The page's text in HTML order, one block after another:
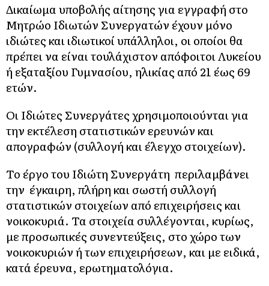
Δικαίωμα υποβολής αίτησης για εγγραφή στο
Μητρώο Ιδιωτών Συνεργατών έχουν μόνο
ιδιώτες και ιδιωτικοί υπάλληλοι, οι οποίοι θα
πρέπει να είναι τουλάχιστον απόφοιτοι Λυκείου
ή εξαταξίου Γυμνασίου, ηλικίας από 21 έως 69
ετών.
Οι Ιδιώτες Συνεργάτες χρησιμοποιούνται για
την εκτέλεση στατιστικών ερευνών και
απογραφών (συλλογή και έλεγχο στοιχείων).
Το έργο του Ιδιώτη Συνεργάτη περιλαμβάνει
την έγκαιρη, πλήρη και σωστή συλλογή
στατιστικών στοιχείων από επιχειρήσεις και
νοικοκυριά. Τα στοιχεία συλλέγονται, κυρίως,
με προσωπικές συνεντεύξεις, στο χώρο των
νοικοκυριών ή των επιχειρήσεων, και με ειδικά,
κατά έρευνα, ερωτηματολόγια.